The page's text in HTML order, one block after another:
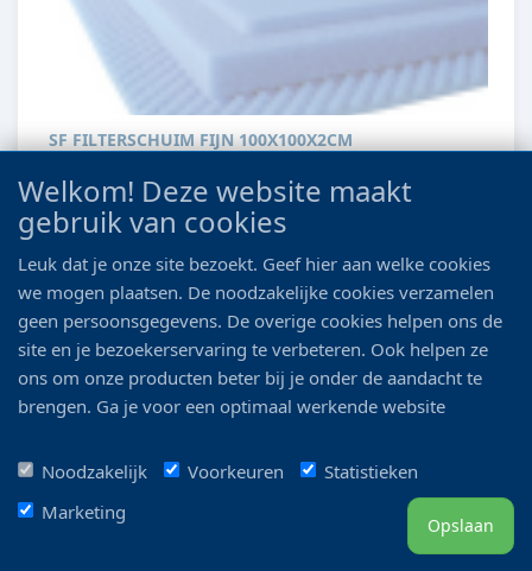
SF FILTERSCHUIM FIJN 100X100X2CM
Euro 28.99 Euro 26.50
Details
Welkom! Deze website maakt
gebruik van cookies
Leuk dat je onze site bezoekt. Geef hier aan welke cookies
we mogen plaatsen. De noodzakelijke cookies verzamelen
geen persoonsgegevens. De overige cookies helpen ons de
site en je bezoekerservaring te verbeteren. Ook helpen ze
ons om onze producten beter bij je onder de aandacht te
brengen. Ga je voor een optimaal werkende website
Noodzakelijk
Voorkeuren
Statistieken
Marketing
Opslaan